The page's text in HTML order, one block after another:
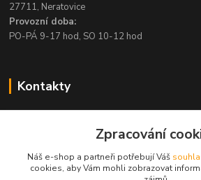
27711, Neratovice
Provozní doba:
PO-PÁ 9-17 hod, SO 10-12 hod
Kontakty
PO-PÁ / 9-17 hod, SO 10-12 hod
info@rapid-autohifi.com
Zpracování
Náš e-shop a partneři potřebují Váš
cookies, aby Vám mohli zobrazovat